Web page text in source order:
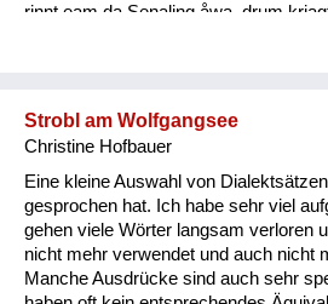
rinnt eam da Senaling åwa, drum
is a oft råmig um an Mund. Ein Baby
Strobl am Wolfgangsee
Christine Hofbauer
Eine kleine Auswahl von
gesprochen hat. Ich habe sehr viel
gehen viele Wörter langsam verloren
nicht mehr verwendet und auch nicht
Manche Ausdrücke sind auch sehr